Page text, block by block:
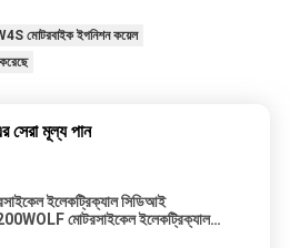
মোটরবাইক ইগনিশন কয়েল
সেরা মূল্য পান
ইলেকট্রিক্যাল সিডিআই
মোটরসাইকেল ইলেকট্রিক্যাল